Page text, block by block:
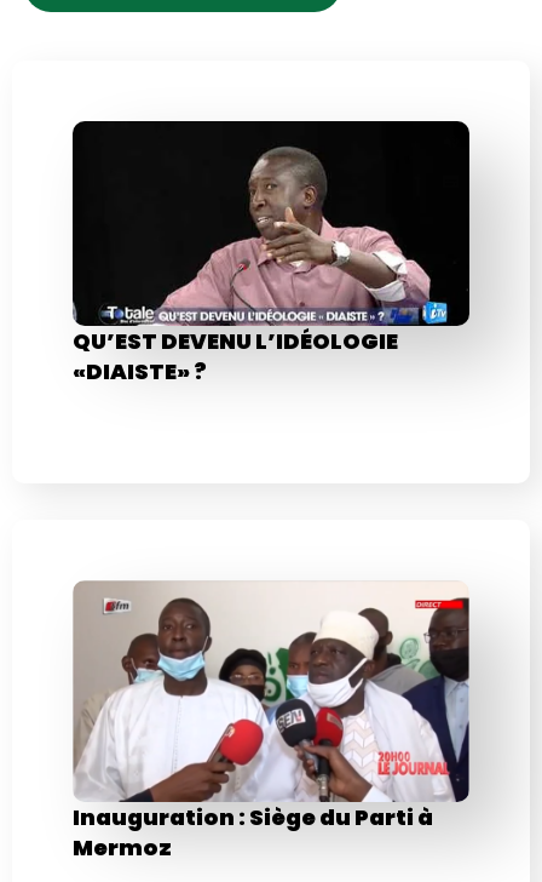
QU’EST DEVENU L’IDÉOLOGIE
«DIAISTE» ?
Inauguration : Siège du Parti à
Mermoz